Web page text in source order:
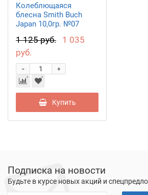
Колеблющаяся
блесна Smith Buch
Japan 10,0гр. №07
1 125 руб.
1 035
руб.
+
-
Купить
Подписка на новости
Будьте в курсе новых акций и